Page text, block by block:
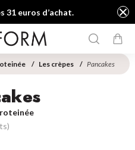
31 euros d’achat.
Les crèpes Pancakes